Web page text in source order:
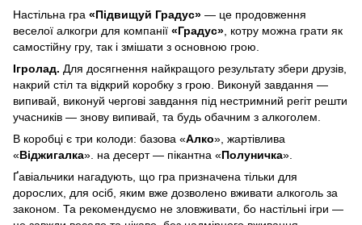
Настільна гра «Підвищуй Градус» — це продовження
веселої алкогри для компанії «Градус» , котру можна грати як
самостійну гру, так і змішати з основною грою.
Ігролад. Для досягнення найкращого результату збери друзів,
накрий стіл та відкрий коробку з грою. Виконуй завдання —
випивай, виконуй чергові завдання під нестримний регіт решти
учасників — знову випивай, та будь обачним з алкоголем.
В коробці є три колоди: базова «Алко», жартівлива
«Віджигалка». на десерт — пікантна «Полуничка».
Ґавіальчики нагадують, що гра призначена тільки для
дорослих, для осіб, яким вже дозволено вживати алкоголь за
законом. Та рекомендуємо не зловживати, бо настільні ігри —